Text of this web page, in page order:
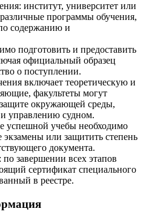
институт, университет или
программы обучения,
содержанию и
подготовить и предоставить
официальный образец
о поступлении.
включает теоретическую и
факультеты могут
окружающей среды,
и управлению судном.
успешной учебы необходимо
экзамены или защитить степень
документа.
завершении всех этапов
сертификат специального
в реестре.